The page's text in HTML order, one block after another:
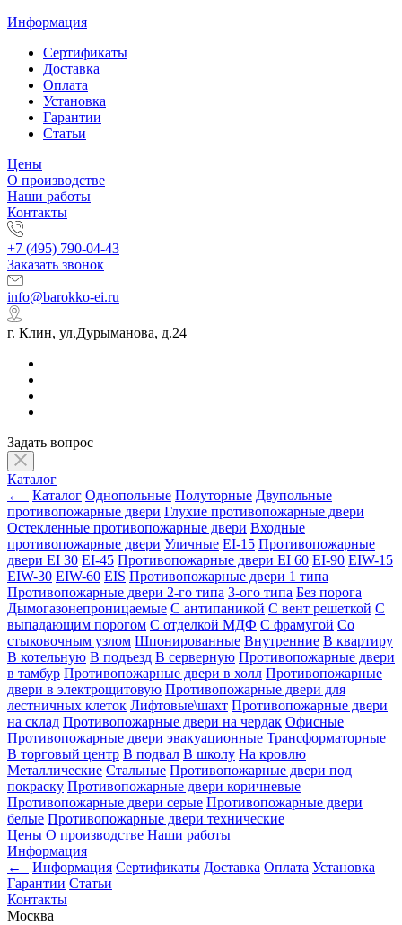
Информация
Сертификаты
Доставка
Оплата
Установка
Гарантии
Статьи
Цены
О производстве
Наши работы
Контакты
+7 (495) 790-04-43
Заказать звонок
info@barokko-ei.ru
г. Клин, ул.Дурыманова, д.24
Задать вопрос
Каталог
←
Каталог Однопольные Полуторные Двупольные
противопожарные двери Глухие противопожарные двери
Остекленные противопожарные двери Входные
противопожарные двери Уличные EI-15 Противопожарные
двери EI 30 EI-45 Противопожарные двери EI 60 EI-90 EIW-15
EIW-30 EIW-60 EIS Противопожарные двери 1 типа
Противопожарные двери 2-го типа 3-ого типа Без порога
Дымогазонепроницаемые С антипаникой С вент решеткой С
выпадающим порогом С отделкой МДФ С фрамугой Со
стыковочным узлом Шпонированные Внутренние В квартиру
В котельную В подъезд В серверную Противопожарные двери
в тамбур Противопожарные двери в холл Противопожарные
двери в электрощитовую Противопожарные двери для
лестничных клеток Лифтовые\шахт Противопожарные двери
на склад Противопожарные двери на чердак Офисные
Противопожарные двери эвакуационные Трансформаторные
В торговый центр В подвал В школу На кровлю
Металлические Стальные Противопожарные двери под
покраску Противопожарные двери коричневые
Противопожарные двери серые Противопожарные двери
белые Противопожарные двери технические
Цены О производстве Наши работы
Информация
←
Информация Сертификаты Доставка Оплата Установка
Гарантии Статьи
Контакты
Москва